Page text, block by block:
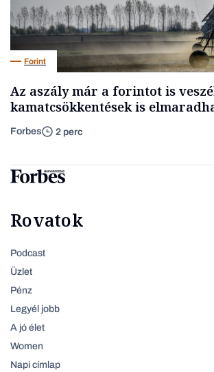
Forint
Az aszály már a forintot is
kamatcsökkentések is
Forbes 2 perc
Rovatok
Podcast
Üzlet
Pénz
Legyél jobb
A jó élet
Women
Napi címlap